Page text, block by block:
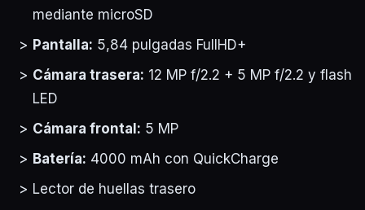
mediante microSD
Pantalla: 5,84 pulgadas FullHD+
Cámara trasera: 12 MP f/2.2 + 5 MP f/2.2 y flash
LED
Cámara frontal: 5 MP
Batería: 4000 mAh con QuickCharge
Lector de huellas trasero